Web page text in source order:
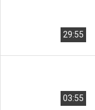
29:55
03:55